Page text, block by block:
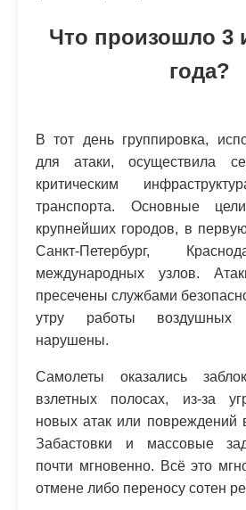
Что произошло 3
года?
В тот день группировка,
для атаки, осуществила
критическим
транспорта. Основные
крупнейших городов, в
Санкт-Петербург,
международных узлов.
пресечены службами
утру работы воздушных
нарушены.
Самолеты оказались
взлетных полосах, из-за
новых атак или повреждений
Забастовки и массовые
почти мгновенно. Всё это
отмене либо переносу сотен